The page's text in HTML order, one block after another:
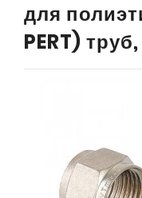
для
PERT)